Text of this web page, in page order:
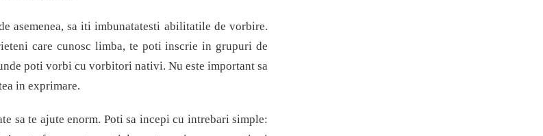
asemenea, sa iti imbunatatesti abilitatile de vorbire.
care cunosc limba, te poti inscrie in grupuri de
poti vorbi cu vorbitori nativi. Nu este important sa
in exprimare.
sa te ajute enorm. Poti sa incepi cu intrebari simple: